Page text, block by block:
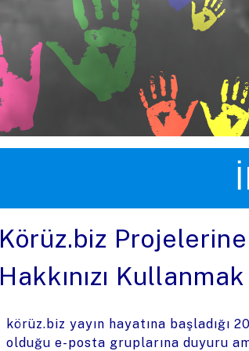
Körüz.biz
Hakkınızı Kullanmak
körüz.biz yayın hayatına başladığı
olduğu e-posta gruplarına duyuru